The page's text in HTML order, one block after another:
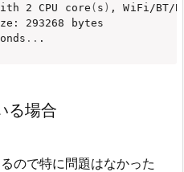
2 CPU core ( s ) , WiFi/BT/
293268 bytes
.. .
る場合
ので特に問題はなかった